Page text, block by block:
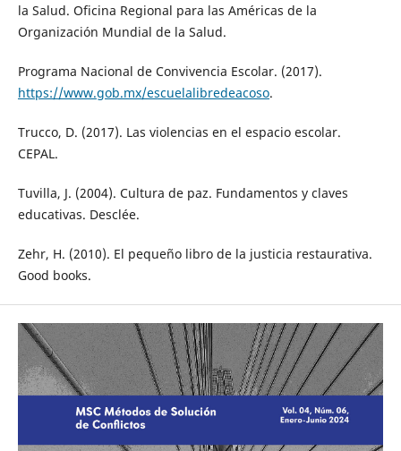
la Salud. Oficina Regional para las Américas de la
Organización Mundial de la Salud.
Programa Nacional de Convivencia Escolar. (2017).
https://www.gob.mx/escuelalibredeacoso.
Trucco, D. (2017). Las violencias en el espacio escolar.
CEPAL.
Tuvilla, J. (2004). Cultura de paz. Fundamentos y claves
educativas. Desclée.
Zehr, H. (2010). El pequeño libro de la justicia restaurativa.
Good books.